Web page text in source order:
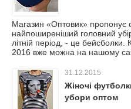
Магазин «Оптовик» пропонує
найпоширеніший головний
літній період, - це
2016 вже можна на нашому
31.12.2015
Жіночі
убори оптом